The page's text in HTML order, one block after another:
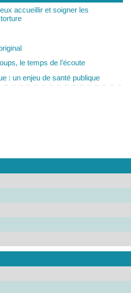
accueillir et soigner les
le temps de l’écoute
: un enjeu de santé publique